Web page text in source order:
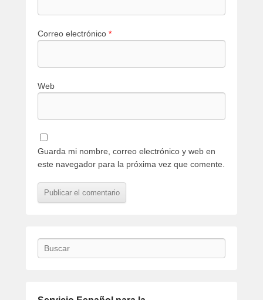
Correo electrónico *
Web
Guarda mi nombre, correo electrónico y web en
este navegador para la próxima vez que comente.
Buscar